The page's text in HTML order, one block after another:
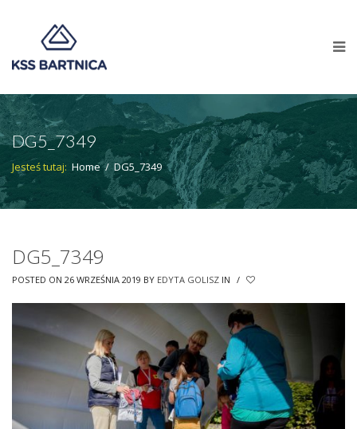
DG5_7349
Jesteś tutaj: Home / DG5_7349
DG5_7349
POSTED ON 26 WRZEŚNIA 2019 BY EDYTA GOLISZ IN /